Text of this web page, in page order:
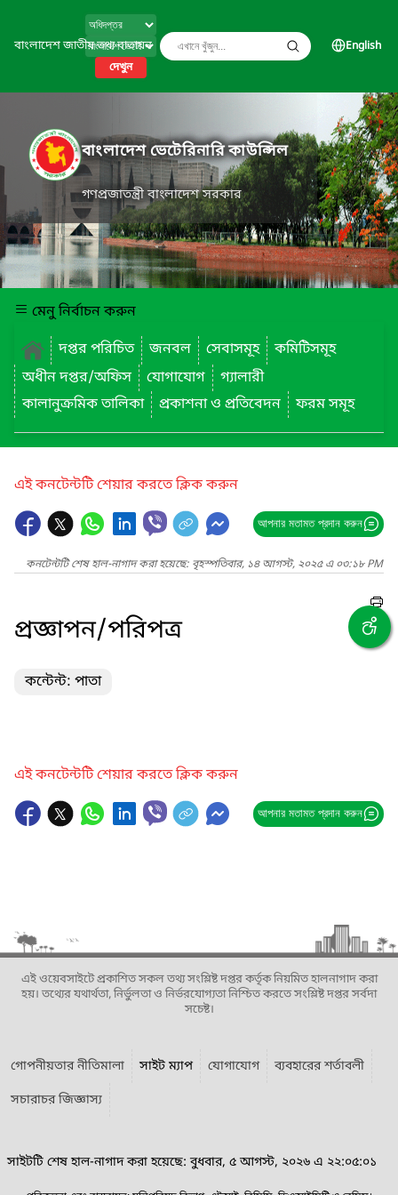
বাংলাদেশ জাতীয় তথ্য বাতায়ন
দেখুন
English
বাংলাদেশ ভেটেরিনারি কাউন্সিল
গণপ্রজাতন্ত্রী বাংলাদেশ সরকার
মেনু নির্বাচন করুন
দপ্তর পরিচিত
জনবল সেবাসমূহ
কমিটিসমূহ
অধীন দপ্তর/অফিস
যোগাযোগ
গ্যালারী
কালানুক্রমিক তালিকা
প্রকাশনা ও প্রতিবেদন ফরম সমূহ
এই কনটেন্টটি শেয়ার করতে ক্লিক করুন
আপনার মতামত প্রদান করুন
কনটেন্টটি শেষ হাল-নাগাদ করা হয়েছে: বৃহস্পতিবার, ১৪ আগস্ট, ২০২৫ এ ০৩:১৮ PM
প্রজ্ঞাপন/পরিপত্র
কন্টেন্ট: পাতা
এই কনটেন্টটি শেয়ার করতে ক্লিক করুন
আপনার মতামত প্রদান করুন
এই ওয়েবসাইটে প্রকাশিত সকল তথ্য সংশ্লিষ্ট দপ্তর কর্তৃক নিয়মিত হালনাগাদ করা
হয়। তথ্যের যথার্থতা, নির্ভুলতা ও নির্ভরযোগ্যতা নিশ্চিত করতে সংশ্লিষ্ট দপ্তর সর্বদা
সচেষ্ট।
গোপনীয়তার নীতিমালা সাইট ম্যাপ যোগাযোগ
ব্যবহারের শর্তাবলী
সচারাচর জিজ্ঞাস্য
সাইটটি শেষ হাল-নাগাদ করা হয়েছে: বুধবার, ৫ আগস্ট, ২০২৬ এ ২২:০৫:০১